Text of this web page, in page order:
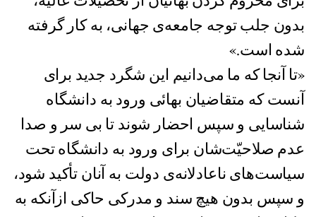
بدون جلب توجه جامعه‌ی جهانی، به کار گرفته
شده است.»
«تا آنجا که ما می‌دانیم این شگرد جدید برای
آنست که متقاضیان بهائی ورود به دانشگاه
شناسایی و سپس احضار شوند تا بی سر و صدا
عدم صلاحیّت‌شان برای ورود به دانشگاه تحت
سیاست‌های ناعادلانه‌ی دولت به آنان تأکید شود،
و سپس بدون هیچ سند و مدرکی حاکی ازآنکه به